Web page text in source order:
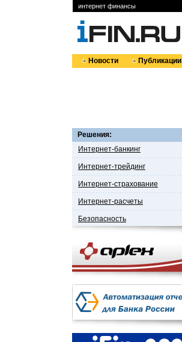
интернет финансы
Новости Публикации
Решения:
Интернет-банкинг
Интернет-трейдинг
Интернет-страхование
Интернет-расчеты
Безопасность